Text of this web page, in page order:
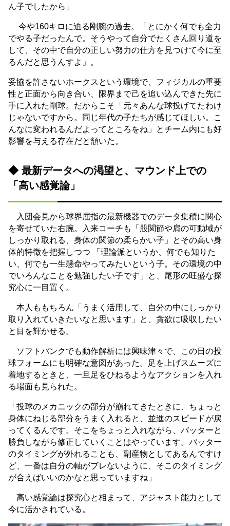
ん子でしたから」
今や160キロに迫る剛腕の過去。「とにかく何でも全力
でやる子だったんで。そうやって自分でたくさん回り道を
して、その中で自分の正しい努力の仕方を見つけて今に至
るんだと思うんすよ」。
妥協を許さないホークスという環境で、フィジカルの重要
性と正面から向き合い、限界まで己を追い込んできた先に
手に入れた剛球。だからこそ「元々あんな球投げてたわけ
じゃないですから。同じ年代の子たちが感じてほしい。こ
んなに変われるんだよってところをね」とチーム内にも好
影響を与える存在だと頷いた。
◆ 最新データへの渇望と、マウンド上での
「高い感覚論」
入団会見から球界屈指の最新機器でのデータ集積に関心
を寄せていた右腕。入来コーチも「股関節や肩の可動域が
しっかり取れる、身体の関節の柔らかい子」とその高い身
体的特徴を把握しつつ 「理論派というか、何でも知りた
い、何でも一生懸命やってみたいという子。その環境の中
でいろんなことを勉強したい子です」と、尾形の旺盛な探
究心に一目置く。
本人ももちろん「うまく活用して、自分の中にしっかり
取り入れていきたいなと思います」と、貪欲に吸収したい
と目を輝かせる。
ソフトバンクでも動作解析には興味津々で、この日の投
球フォームにも明確な意図があった。足を上げスムーズに
着地するときと、一旦足をひねるようなアクションを入れ
る場面も見られた。
「投球のメカニックの部分が崩れてきたときに、ちょっと
身体にねじる部分をうまく入れると、並進のスピードが戻
ってくるんです。そこをちょっと入れながら、バッターと
勝負しながら修正していくことはやっています。バッター
のタイミングが外れることも、副産物としてあるんですけ
ど、一番は自分の軸がブレないように、そこのタイミング
が合えばいいのかなと思っていますね」
高い感覚論は探究心と相まって、アジャスト能力として
今に活かされている。